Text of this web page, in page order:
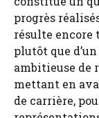
progrès
résulte encore
plutôt que
ambitieuse de
mettant en
de carrière,